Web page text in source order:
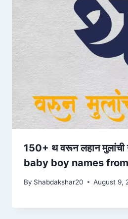
150+ थ वरून लहान
baby boy names
By Shabdakshar20 August 9,